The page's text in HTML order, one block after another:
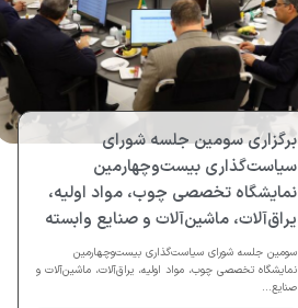
برگزاری سومین جلسه شورای
سیاست‌گذاری بیست‌وچهارمین
نمایشگاه تخصصی چوب، مواد اولیه،
یراق‌آلات، ماشین‌آلات و صنایع وابسته
سومین جلسه شورای سیاست‌گذاری بیست‌وچهارمین
نمایشگاه تخصصی چوب، مواد اولیه، یراق‌آلات، ماشین‌آلات و
صنایع...